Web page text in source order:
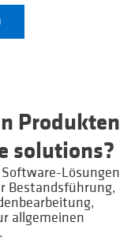
Produkten
solutions?
Lösungen
Bestandsführung,
allgemeinen